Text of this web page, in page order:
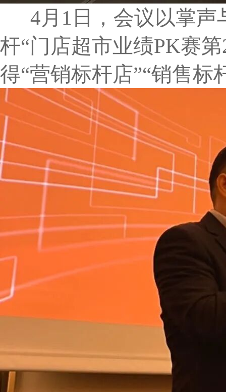
4月1日，会议以掌声
杆“门店超市业绩PK赛
得“营销标杆店”“销售标